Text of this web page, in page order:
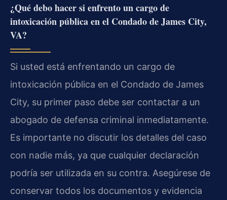
¿Qué debo hacer si enfrento un cargo de
intoxicación pública en el Condado de James City,
VA?
Si usted está enfrentando un cargo de
intoxicación pública en el Condado de James
City, su primer paso debe ser contactar a un
abogado de defensa criminal inmediatamente.
Es importante no discutir los detalles del caso
con nadie más, ya que cualquier declaración
podría ser utilizada en su contra. Asegúrese de
conservar todos los documentos y evidencia